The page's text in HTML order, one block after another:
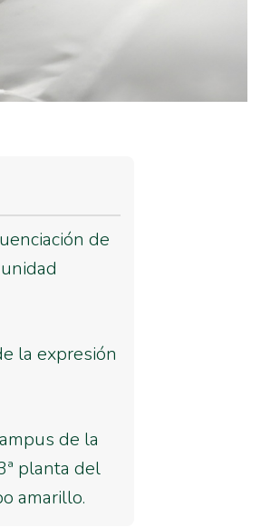
de
la expresión
de la
planta del
amarillo.